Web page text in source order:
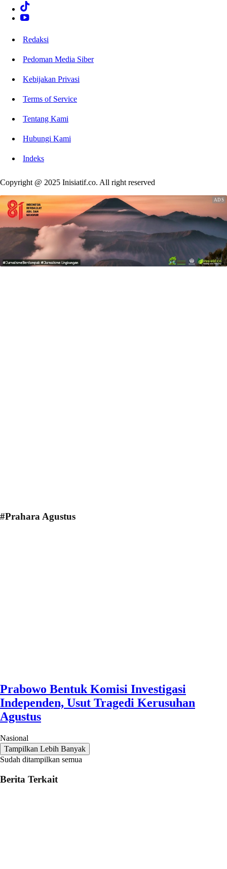
Redaksi
Pedoman Media Siber
Kebijakan Privasi
Terms of Service
Tentang Kami
Hubungi Kami
Indeks
Copyright @ 2025 Inisiatif.co. All right reserved
#Prahara Agustus
Prabowo Bentuk Komisi Investigasi
Independen, Usut Tragedi Kerusuhan
Agustus
Nasional
Tampilkan Lebih Banyak
Sudah ditampilkan semua
Berita Terkait